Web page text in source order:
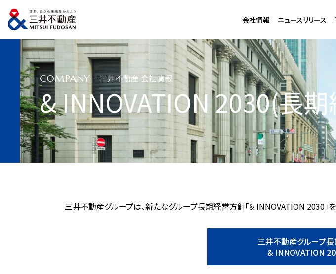
会社情報 ニュースリリース
トップページ 会社情報
COMPANY 三井不動産 会社情報
& INNOVATION 2030(長
三井不動産グループは、新たなグループ長期経営方針「& INNOVATION 2030」を
三井不動産グループ
& INNOVATION